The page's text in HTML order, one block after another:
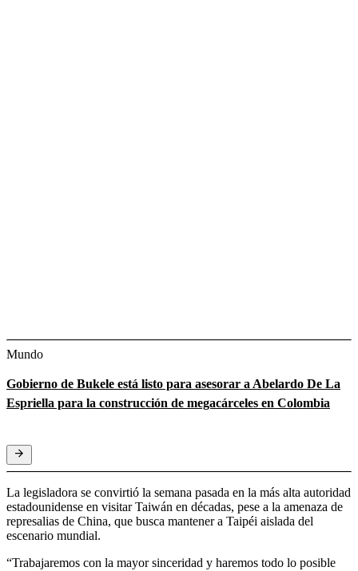
Mundo
Gobierno de Bukele está listo para asesorar a Abelardo De La
Espriella para la construcción de megacárceles en Colombia
La legisladora se convirtió la semana pasada en la más alta autoridad
estadounidense en visitar Taiwán en décadas, pese a la amenaza de
represalias de China, que busca mantener a Taipéi aislada del
escenario mundial.
“Trabajaremos con la mayor sinceridad y haremos todo lo posible